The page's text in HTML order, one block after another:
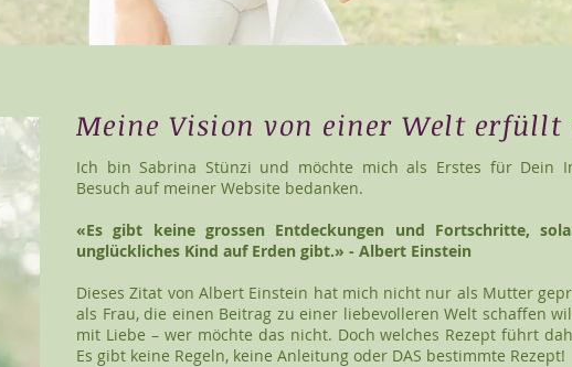
Meine Vision von einer Welt erfüllt
Ich bin Sabrina Stünzi und möchte mich als Erstes für Dein
Besuch auf meiner Website bedanken.
«Es gibt keine grossen Entdeckungen und Fortschritte,
unglückliches Kind auf Erden gibt.» - Albert Einstein
Dieses Zitat von Albert Einstein hat mich nicht nur als Mutter
als Frau, die einen Beitrag zu einer liebevolleren Welt schaffen
mit Liebe – wer möchte das nicht. Doch welches Rezept führt
Es gibt keine Regeln, keine Anleitung oder DAS bestimmte Rezept!